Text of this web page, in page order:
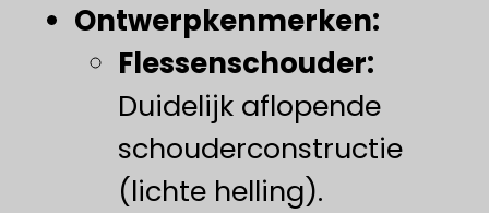
Ontwerpkenmerken:
​Flessenschouder:​
Duidelijk aflopende
schouderconstructie
(lichte helling).